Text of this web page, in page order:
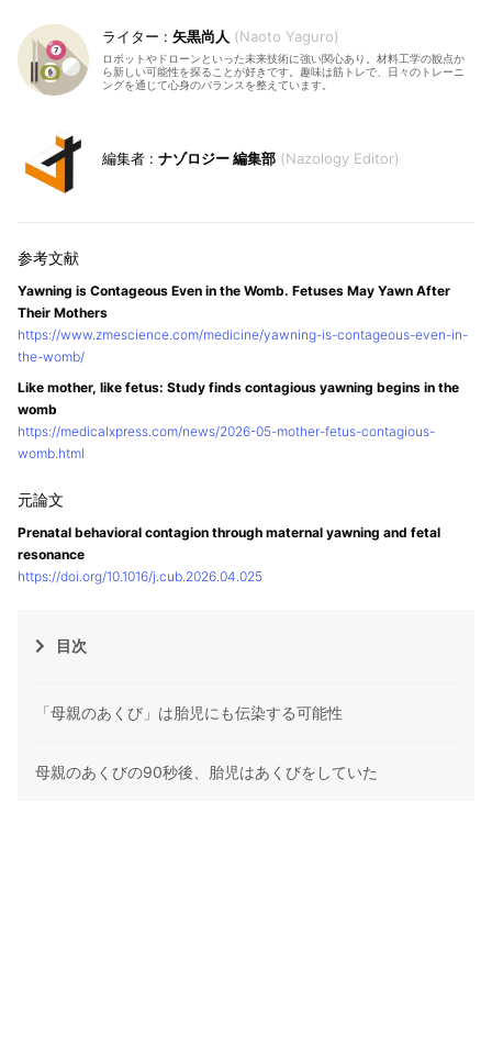
矢黒尚人 Naoto Yaguro
ロボットやドローンといった未来技術に強い関心あり。材料工学の観点か
ら新しい可能性を探ることが好きです。趣味は筋トレで、日々のトレーニ
ングを通じて心身のバランスを整えています。
ナゾロジー 編集部 Nazology Editor
Yawning is Contageous Even in the Womb. Fetuses May Yawn After
Their Mothers
https://www.zmescience.com/medicine/yawning-is-contageous-even-in-
the-womb/
Like mother, like fetus: Study finds contagious yawning begins in the
womb
https://medicalxpress.com/news/2026-05-mother-fetus-contagious-
womb.html
Prenatal behavioral contagion through maternal yawning and fetal
resonance
https://doi.org/10.1016/j.cub.2026.04.025
目次
「母親のあくび」は胎児にも伝染する可能性
母親のあくびの90秒後、胎児はあくびをしていた